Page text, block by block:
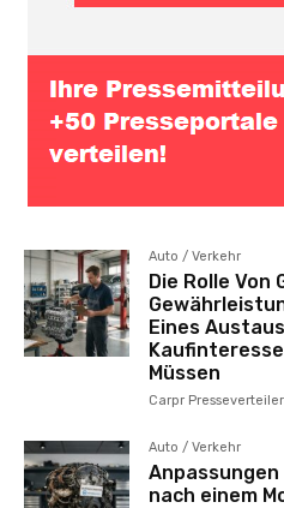
Auto / Verkehr
Die Rolle Von
Eines
Müssen
Carpr Presseverteiler
Auto / Verkehr
nach einem